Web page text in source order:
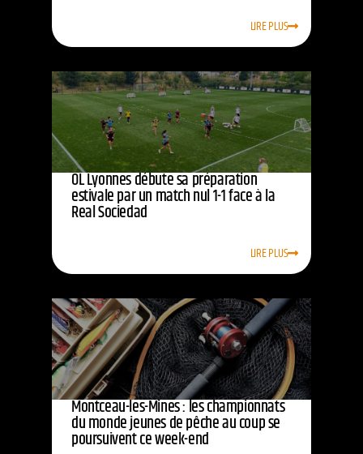
LIRE PLUS
OL Lyonnes débute sa préparation
estivale par un match nul 1-1 face à la
Real Sociedad
LIRE PLUS
Montceau-les-Mines : les championnats
du monde jeunes de pêche au coup se
poursuivent ce week-end